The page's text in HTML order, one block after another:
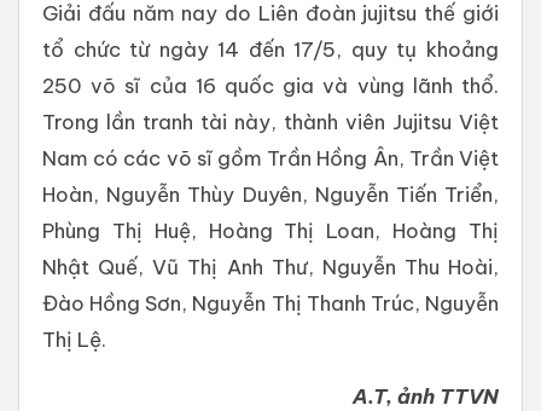
Giải đấu năm nay do Liên đoàn jujitsu thế giới
tổ chức từ ngày 14 đến 17/5, quy tụ khoảng
250 võ sĩ của 16 quốc gia và vùng lãnh thổ.
Trong lần tranh tài này, thành viên Jujitsu Việt
Nam có các võ sĩ gồm Trần Hồng Ân, Trần Việt
Hoàn, Nguyễn Thùy Duyên, Nguyễn Tiến Triển,
Phùng Thị Huệ, Hoàng Thị Loan, Hoàng Thị
Nhật Quế, Vũ Thị Anh Thư, Nguyễn Thu Hoài,
Đào Hồng Sơn, Nguyễn Thị Thanh Trúc, Nguyễn
Thị Lệ.
A.T, ảnh TTVN